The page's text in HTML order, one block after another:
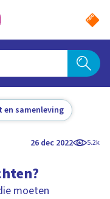
en samenleving
26 dec 2022 5.2k
moeten